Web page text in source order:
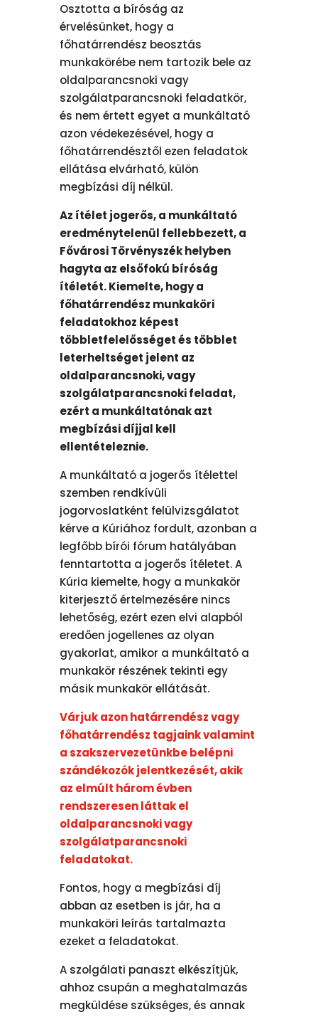
Osztotta a bíróság az
érvelésünket, hogy a
főhatárrendész beosztás
munkakörébe nem tartozik bele az
oldalparancsnoki vagy
szolgálatparancsnoki feladatkör,
és nem értett egyet a munkáltató
azon védekezésével, hogy a
főhatárrendésztől ezen feladatok
ellátása elvárható, külön
megbízási díj nélkül.
Az ítélet jogerős, a munkáltató
eredménytelenül fellebbezett, a
Fővárosi Törvényszék helyben
hagyta az elsőfokú bíróság
ítéletét. Kiemelte, hogy a
főhatárrendész munkaköri
feladatokhoz képest
többletfelelősséget és többlet
leterheltséget jelent az
oldalparancsnoki, vagy
szolgálatparancsnoki feladat,
ezért a munkáltatónak azt
megbízási díjjal kell
ellentételeznie.
A munkáltató a jogerős ítélettel
szemben rendkívüli
jogorvoslatként felülvizsgálatot
kérve a Kúriához fordult, azonban a
legfőbb bírói fórum hatályában
fenntartotta a jogerős ítéletet. A
Kúria kiemelte, hogy a munkakör
kiterjesztő értelmezésére nincs
lehetőség, ezért ezen elvi alapból
eredően jogellenes az olyan
gyakorlat, amikor a munkáltató a
munkakör részének tekinti egy
másik munkakör ellátását.
Várjuk azon határrendész vagy
főhatárrendész tagjaink valamint
a szakszervezetünkbe belépni
szándékozók jelentkezését, akik
az elmúlt három évben
rendszeresen láttak el
oldalparancsnoki vagy
szolgálatparancsnoki
feladatokat.
Fontos, hogy a megbízási díj
abban az esetben is jár, ha a
munkaköri leírás tartalmazta
ezeket a feladatokat.
A szolgálati panaszt elkészítjük,
ahhoz csupán a meghatalmazás
megküldése szükséges, és annak